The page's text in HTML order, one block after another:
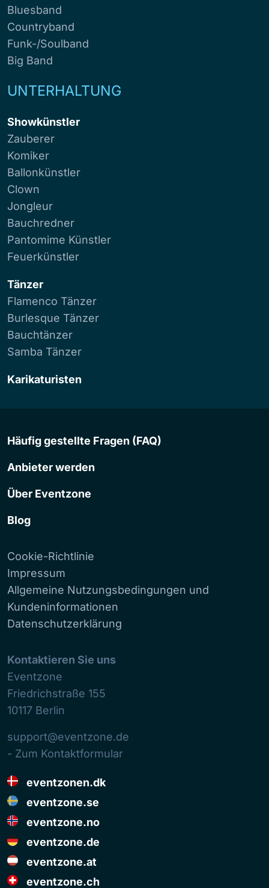
Bluesband
Countryband
Funk-/Soulband
Big Band
UNTERHALTUNG
Showkünstler
Zauberer
Komiker
Ballonkünstler
Clown
Jongleur
Bauchredner
Pantomime Künstler
Feuerkünstler
Tänzer
Flamenco Tänzer
Burlesque Tänzer
Bauchtänzer
Samba Tänzer
Karikaturisten
Häufig gestellte Fragen (FAQ)
Anbieter werden
Über Eventzone
Blog
Cookie-Richtlinie
Impressum
Allgemeine Nutzungsbedingungen und
Kundeninformationen
Datenschutzerklärung
Kontaktieren Sie uns
Eventzone
Friedrichstraße 155
10117 Berlin
support@eventzone.de
- Zum Kontaktformular
eventzonen.dk
eventzone.se
eventzone.no
eventzone.de
eventzone.at
eventzone.ch